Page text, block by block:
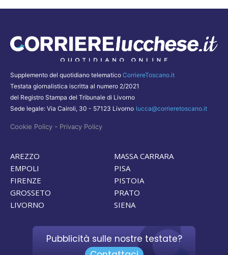
Supplemento del quotidiano telematico CorriereToscano.it
Testata giornalistica iscritta al numero 2/2021
del Registro Stampa del Tribunale di Livorno
Sede legale: Via Cairoli, 30 - 57123 Livorno lucca@corrieretoscano.it
Cookie Policy - Privacy Policy
AREZZO
EMPOLI
FIRENZE
GROSSETO
LIVORNO
MASSA CARRARA
PISA
PISTOIA
PRATO
SIENA
Pubblicità sulle nostre testate?